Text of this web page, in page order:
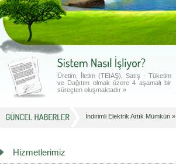
Üretim, İletim (TEIAŞ), Satış - Tüketim
ve Dağıtım olmak üzere 4 aşamalı bir
süreçten oluşmaktadır »
İndirimli Elektrik Artık Mümkün »
Hizmetlerimiz